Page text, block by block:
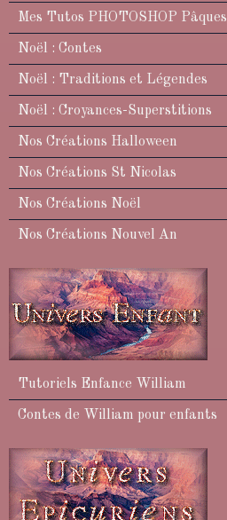
Mes Tutos PHOTOSHOP Pâques
Noël : Contes
Noël : Traditions et Légendes
Noël : Croyances-Superstitions
Nos Créations Halloween
Nos Créations St Nicolas
Nos Créations Noël
Nos Créations Nouvel An
Tutoriels Enfance William
Contes de William pour enfants